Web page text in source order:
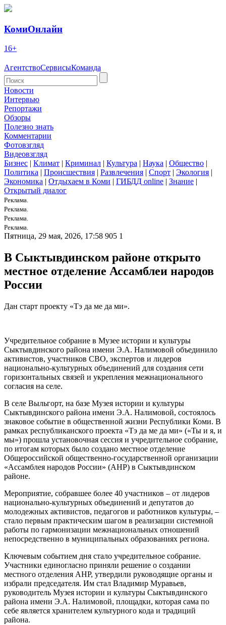
КомиОнлайн
16+
АгентствоСервисыКоманда
Новости
Интервью
Репортажи
Обзоры
Полезно знать
Комментарии
Фотовзгляд
Видеовзгляд
Бизнес | Климат | Криминал | Культура | Наука | Общество |
Политика | Происшествия | Развлечения | Спорт | Экология |
Экономика | Отдыхаем в Коми | ГИБДД online | Знание |
Открытый диалог
Реклама.
Реклама.
Реклама.
Реклама.
Пятница, 29 мая, 2026, 17:58 905 1
В Сыктывдинском районе открыто
местное отделение Ассамблеи народов
России
Дан старт проекту «Тэ да ме да ми».
Учредительное собрание в Музее истории и культуры
Сыктывдинского района имени Э.А. Налимовой объединило
активистов, участников СВО, экспертов и лидеров
национально-культурных объединений для создания сети
горизонтальных связей и укрепления межнационального
согласия на селе.
В селе Выльгорт, на базе Музея истории и культуры
Сыктывдинского района имени Э.А. Налимовой, состоялось
знаковое событие в общественной жизни Республики Коми. В
рамках республиканского проекта «Тэ да ме да ми» («Ты и я, и
мы») прошла установочная сессия и учредительное собрание,
по итогам которых было создано местное отделение
Общероссийской общественно-государственной организации
«Ассамблея народов России» (АНР) в Сыктывдинском
районе.
Мероприятие, собравшее более 40 участников – от лидеров
национально-культурных объединений и депутатов до
молодежных активистов, педагогов и работников культуры, –
стало первым практическим шагом в реализации системной
работы по гармонизации межнациональных отношений
непосредственно в муниципальных образованиях региона.
Ключевым событием дня стало учредительное собрание.
Участники единогласно приняли решение о создании
местного отделения АНР, утвердили руководящие органы и
избрали председателя. Им стал Владимир Муравьев,
руководитель Музея истории и культуры Сыктывдинского
района имени Э.А. Налимовой, площадки, которая сама по
себе является хранителем культурного кода и традиций
района.